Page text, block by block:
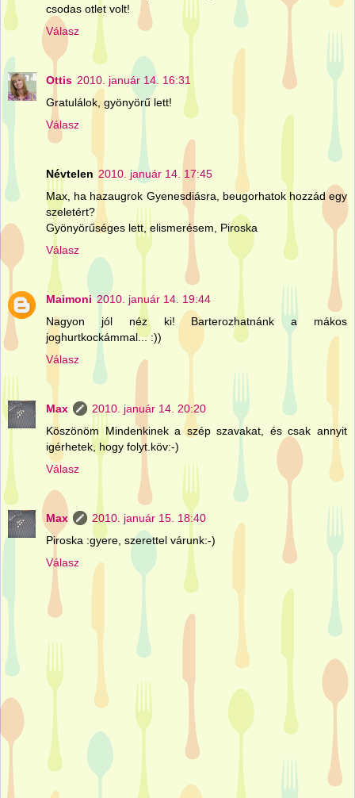
csodas otlet volt!
Válasz
Ottis 2010. január 14. 16:31
Gratulálok, gyönyörű lett!
Válasz
Névtelen 2010. január 14. 17:45
Max, ha hazaugrok Gyenesdiásra, beugorhatok hozzád egy
szeletért?
Gyönyörűséges lett, elismerésem, Piroska
Válasz
Maimoni 2010. január 14. 19:44
Nagyon jól néz ki! Barterozhatnánk a mákos
joghurtkockámmal... :))
Válasz
Max
2010. január 14. 20:20
Köszönöm Mindenkinek a szép szavakat, és csak annyit
igérhetek, hogy folyt.köv:-)
Válasz
Max
2010. január 15. 18:40
Piroska :gyere, szerettel várunk:-)
Válasz